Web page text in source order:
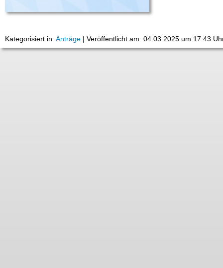
Kategorisiert in: Anträge | Veröffentlicht am: 04.03.2025 um 17:43